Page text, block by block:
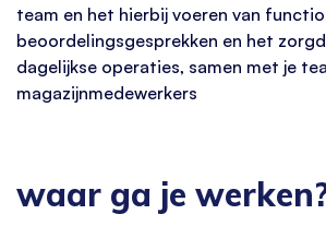
team en het hierbij voeren van
beoordelingsgesprekken en het
dagelijkse operaties, samen met je
magazijnmedewerkers
waar ga je